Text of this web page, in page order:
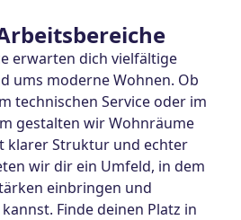
erwarten dich vielfältige
ums moderne Wohnen. Ob
technischen Service oder im
gestalten wir Wohnräume
klarer Struktur und echter
wir dir ein Umfeld, in dem
einbringen und
Finde deinen Platz in